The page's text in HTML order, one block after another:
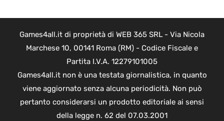
Games4all.it di proprietà di WEB 365 SRL - Via Nicola
Marchese 10, 00141 Roma (RM) - Codice Fiscale e
Partita I.V.A. 12279101005
Games4all.it non è una testata giornalistica, in quanto
viene aggiornato senza alcuna periodicità. Non può
pertanto considerarsi un prodotto editoriale ai sensi
della legge n. 62 del 07.03.2001